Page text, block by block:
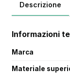
Descrizione
Informazioni
Marca
Materiale